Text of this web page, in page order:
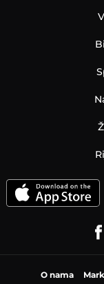
O nama